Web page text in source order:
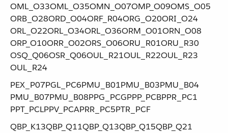
OML_O33​ ​OML_O35​ ​OMN_O07​ ​OMP_O09​ ​OMS_O05​ ​
ORB_O28​ ​ORD_O04​ ​ORF_R04​ ​ORG_O20​ ​ORI_O24​ ​
ORL_O22​ ​ORL_O34​ ​ORL_O36​ ​ORM_O01​ ​ORN_O08​ ​
ORP_O10​ ​ORR_O02​ ​ORS_O06​ ​ORU_R01​ ​ORU_R30​ ​
OSQ_Q06​ ​OSR_Q06​ ​OUL_R21​ ​OUL_R22​ ​OUL_R23​ ​
OUL_R24
PEX_P07​ ​PGL_PC6​ ​PMU_B01​ ​PMU_B03​ ​PMU_B04​ ​
PMU_B07​ ​PMU_B08​ ​PPG_PCG​ ​PPP_PCB​ ​PPR_PC1​ ​
PPT_PCL​ ​PPV_PCA​ ​PRR_PC5​ ​PTR_PCF
QBP_K13​ ​QBP_Q11​ ​QBP_Q13​ ​QBP_Q15​ ​QBP_Q21​ ​